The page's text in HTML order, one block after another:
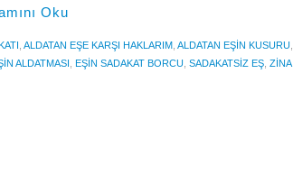
Oku
ALDATAN EŞE KARŞI HAKLARIM ALDATAN EŞIN KUSURU
ALDATMASI EŞIN SADAKAT BORCU SADAKATSIZ EŞ ZINA